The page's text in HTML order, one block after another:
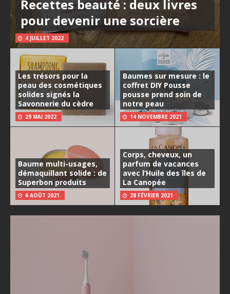
Recettes beauté : deux livres
pour devenir une sorcière
4 JUILLET 2022
Les trésors pour la
peau des cosmétiques
solides signés la
Savonnerie du cèdre
29 MAI 2022
Baumes sur mesure : le
coffret DIY Pousse
pousse prend soin de
notre peau
14 NOVEMBRE 2021
Baume multi-usages,
démaquillant solide : de
Superbon produits
6 AOÛT 2021
Corps, cheveux, un
parfum de vacances
avec l’Huile des îles de
La Canopée
28 FÉVRIER 2021